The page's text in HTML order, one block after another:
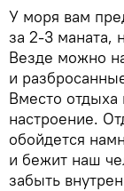
У моря вам
за 2-3 маната,
Везде можно
и
Вместо
настроение.
обойдется
и бежит наш
забыть